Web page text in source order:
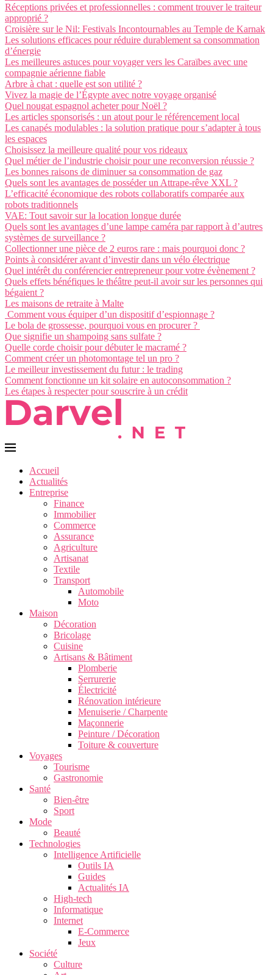
Réceptions privées et professionnelles : comment trouver le traiteur
approprié ?
Croisière sur le Nil: Festivals Incontournables au Temple de Karnak
Les solutions efficaces pour réduire durablement sa consommation
d’énergie
Les meilleures astuces pour voyager vers les Caraïbes avec une
compagnie aérienne fiable
Arbre à chat : quelle est son utilité ?
Vivez la magie de l’Égypte avec notre voyage organisé
Quel nougat espagnol acheter pour Noël ?
Les articles sponsorisés : un atout pour le référencement local
Les canapés modulables : la solution pratique pour s’adapter à tous
les espaces
Choisissez la meilleure qualité pour vos rideaux
Quel métier de l’industrie choisir pour une reconversion réussie ?
Les bonnes raisons de diminuer sa consommation de gaz
Quels sont les avantages de posséder un Attrape-rêve XXL ?
L’efficacité économique des robots collaboratifs comparée aux
robots traditionnels
VAE: Tout savoir sur la location longue durée
Quels sont les avantages d’une lampe caméra par rapport à d’autres
systèmes de surveillance ?
Collectionner une pièce de 2 euros rare : mais pourquoi donc ?
Points à considérer avant d’investir dans un vélo électrique
Quel intérêt du conférencier entrepreneur pour votre évènement ?
Quels effets bénéfiques le théâtre peut-il avoir sur les personnes qui
bégaient ?
Les maisons de retraite à Malte
Comment vous équiper d’un dispositif d’espionnage ?
Le bola de grossesse, pourquoi vous en procurer ?
Que signifie un shampoing sans sulfate ?
Quelle corde choisir pour débuter le macramé ?
Comment créer un photomontage tel un pro ?
Le meilleur investissement du futur : le trading
Comment fonctionne un kit solaire en autoconsommation ?
Les étapes à respecter pour souscrire à un crédit
Accueil
Actualités
Entreprise
Finance
Immobilier
Commerce
Assurance
Agriculture
Artisanat
Textile
Transport
Automobile
Moto
Maison
Décoration
Bricolage
Cuisine
Artisans & Bâtiment
Plomberie
Serrurerie
Électricité
Rénovation intérieure
Menuiserie / Charpente
Maçonnerie
Peinture / Décoration
Toiture & couverture
Voyages
Tourisme
Gastronomie
Santé
Bien-être
Sport
Mode
Beauté
Technologies
Intelligence Artificielle
Outils IA
Guides
Actualités IA
High-tech
Informatique
Internet
E-Commerce
Jeux
Société
Culture